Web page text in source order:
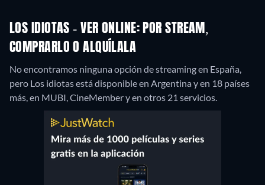
LOS IDIOTAS - VER ONLINE: POR STREAM,
COMPRARLO O ALQUÍLALA
No encontramos ninguna opción de streaming en España,
pero Los idiotas está disponible en Argentina y en 18 países
más, en MUBI, CineMember y en otros 21 servicios.